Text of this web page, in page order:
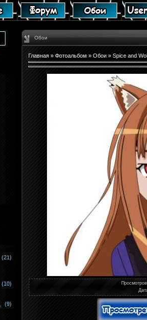
(21)
(10)
(9)
Обои
Главная » Фотоальбом » Обои » Spice and
Просмотров